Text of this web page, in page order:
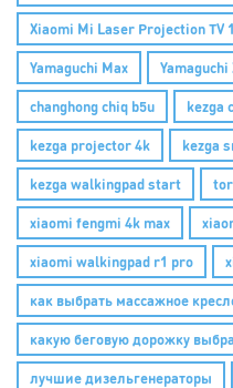
Xiaomi Mi Laser Projection TV
Yamaguchi Max Yamaguchi
changhong chiq b5u kezga
kezga projector 4k kezga
kezga walkingpad start
xiaomi fengmi 4k max
xiaomi walkingpad r1 pro
как выбрать массажное
какую беговую дорожку
лучшие дизельгенераторы